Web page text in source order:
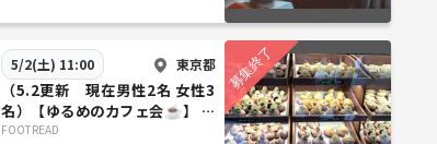
5/2(土) 11:00 東京都
（5.2更新 現在男性2名 女性3
名）【ゆるめのカフェ会☕】 今
の生活と、ちょっと先の理想を
FOOTREAD